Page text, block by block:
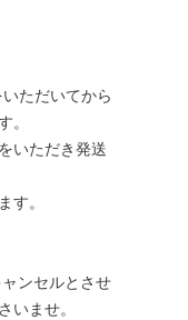
ただいてから
。
いただき発送
す。
ンセルとさせ
いませ。